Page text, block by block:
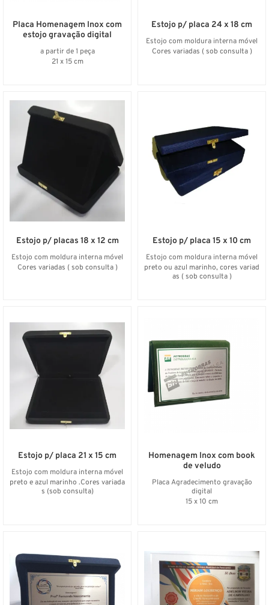
a partir de 1 peça
21 x 15 cm
Placa Homenagem Inox com
estojo gravação digital
Estojo com moldura interna móvel
Cores variadas ( sob consulta )
Estojo p/ placa 24 x 18 cm
Estojo com moldura interna móvel
Cores variadas ( sob consulta )
Estojo p/ placas 18 x 12 cm
Estojo com moldura interna móvel
preto ou azul marinho, cores variad
as ( sob consulta )
Estojo p/ placa 15 x 10 cm
Estojo com moldura interna móvel
preto e azul marinho .Cores variada
s (sob consulta)
Estojo p/ placa 21 x 15 cm
Placa Agradecimento gravação
digital
15 x 10 cm
Homenagem Inox com book
de veludo